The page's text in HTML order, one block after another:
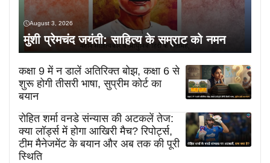
August 3, 2026
मुंशी प्रेमचंद जयंती: साहित्य के सम्राट को नमन
कक्षा 9 में न डालें अतिरिक्त बोझ, कक्षा 6 से
शुरू होगी तीसरी भाषा, सुप्रीम कोर्ट का
बयान
रोहित शर्मा वनडे संन्यास की अटकलें तेज:
क्या लॉर्ड्स में होगा आखिरी मैच? रिपोर्ट्स,
टीम मैनेजमेंट के बयान और अब तक की पूरी
स्थिति